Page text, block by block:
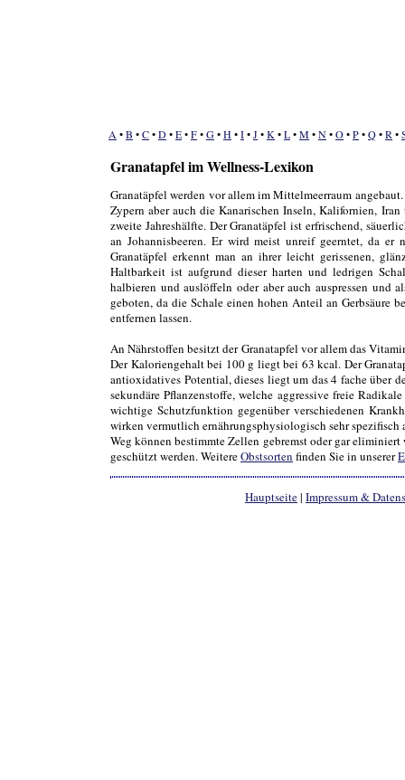
Granatapfel im Wellness-Lexikon
Granatäpfel werden vor allem im Mittelmeerraum
Zypern aber auch die Kanarischen Inseln, Kalifornien,
zweite Jahreshälfte. Der Granatäpfel ist erfrischend,
an Johannisbeeren. Er wird meist unreif geerntet, da er
Granatäpfel erkennt man an ihrer leicht gerissenen,
Haltbarkeit ist aufgrund dieser harten und ledrigen
halbieren und auslöffeln oder aber auch auspressen und
geboten, da die Schale einen hohen Anteil an Gerbsäure
entfernen lassen.
An Nährstoffen besitzt der Granatapfel vor allem das
Der Kaloriengehalt bei 100 g liegt bei 63 kcal. Der
antioxidatives Potential, dieses liegt um das 4 fache über
sekundäre Pflanzenstoffe, welche aggressive freie
wichtige Schutzfunktion gegenüber verschiedenen
wirken vermutlich ernährungsphysiologisch sehr spezifisch
Weg können bestimmte Zellen gebremst oder gar
geschützt werden. WeitereObstsorten finden Sie in unserer
Hauptseite| Impressum &
A •B •C•D•E•F•G•H•I•J•K •L•M•N•O•P•Q•R •